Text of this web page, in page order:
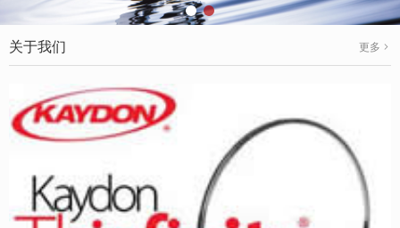
关于我们 更多